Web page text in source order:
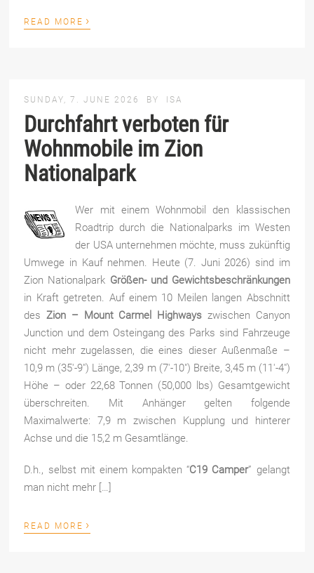
READ MORE ›
SUNDAY, 7. JUNE 2026 BY ISA
Durchfahrt verboten für
Wohnmobile im Zion
Nationalpark
Wer mit einem Wohnmobil den klassischen
Roadtrip durch die Nationalparks im Westen
der USA unternehmen möchte, muss zukünftig
Umwege in Kauf nehmen. Heute (7. Juni 2026) sind im
Zion Nationalpark Größen- und Gewichtsbeschränkungen
in Kraft getreten. Auf einem 10 Meilen langen Abschnitt
desZion – Mount Carmel Highways zwischen Canyon
Junction und dem Osteingang des Parks sind Fahrzeuge
nicht mehr zugelassen, die eines dieser Außenmaße –
10,9 m (35′-9″) Länge, 2,39 m (7′-10″) Breite, 3,45 m (11′-4″)
Höhe – oder 22,68 Tonnen (50,000 lbs) Gesamtgewicht
überschreiten. Mit Anhänger gelten folgende
Maximalwerte: 7,9 m zwischen Kupplung und hinterer
Achse und die 15,2 m Gesamtlänge.
D.h., selbst mit einem kompakten “C19 Camper” gelangt
man nicht mehr […]
READ MORE ›